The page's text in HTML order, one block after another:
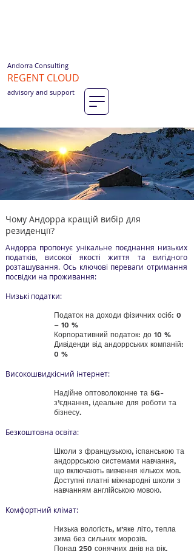
Andorra Consulting
REGENT CLOUD
advisory and support
Чому Андорра кращій вибір для
резиденції?
Андорра пропонує унікальне поєднання низьких
податків, високої якості життя та вигідного
розташування. Ось ключові переваги отримання
посвідки на проживання:
Низькі податки:
Податок на доходи фізичних осіб: 0
– 10 %
Корпоративний податок: до 10 %
Дивіденди від андоррських компаній:
0 %
Високошвидкісний інтернет:
Надійне оптоволоконне та 5G-
з’єднання, ідеальне для роботи та
бізнесу.
Безкоштовна освіта:
Школи з французькою, іспанською та
андоррською системами навчання,
що включають вивчення кількох мов.
Доступні платні міжнародні школи з
навчанням англійською мовою.
Комфортний клімат:
Низька вологість, м’яке літо, тепла
зима без сильних морозів.
Понад 250 сонячних днів на рік.